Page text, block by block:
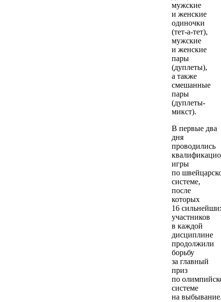
мужские
и женские
одиночки
(тет-а-тет),
мужские
и женские
пары
(дуплеты),
а также
смешанные
пары
(дуплеты-
микст).
В первые два
дня
проводились
игры
по
системе,
после
которых
16
участников
в каждой
дисциплине
продолжили
борьбу
за главный
приз
по
системе
на